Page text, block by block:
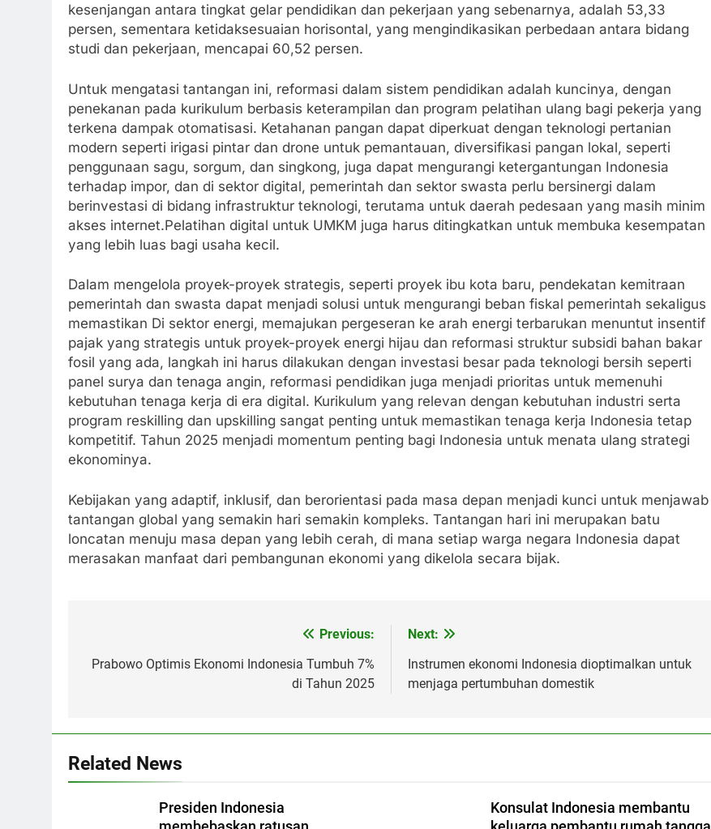
kesenjangan antara tingkat gelar pendidikan dan pekerjaan yang sebenarnya, adalah 53,33
persen, sementara ketidaksesuaian horisontal, yang mengindikasikan perbedaan antara bidang
studi dan pekerjaan, mencapai 60,52 persen.
Untuk mengatasi tantangan ini, reformasi dalam sistem pendidikan adalah kuncinya, dengan
penekanan pada kurikulum berbasis keterampilan dan program pelatihan ulang bagi pekerja yang
terkena dampak otomatisasi. Ketahanan pangan dapat diperkuat dengan teknologi pertanian
modern seperti irigasi pintar dan drone untuk pemantauan, diversifikasi pangan lokal, seperti
penggunaan sagu, sorgum, dan singkong, juga dapat mengurangi ketergantungan Indonesia
terhadap impor, dan di sektor digital, pemerintah dan sektor swasta perlu bersinergi dalam
berinvestasi di bidang infrastruktur teknologi, terutama untuk daerah pedesaan yang masih minim
akses internet.Pelatihan digital untuk UMKM juga harus ditingkatkan untuk membuka kesempatan
yang lebih luas bagi usaha kecil.
Dalam mengelola proyek-proyek strategis, seperti proyek ibu kota baru, pendekatan kemitraan
pemerintah dan swasta dapat menjadi solusi untuk mengurangi beban fiskal pemerintah sekaligus
memastikan Di sektor energi, memajukan pergeseran ke arah energi terbarukan menuntut insentif
pajak yang strategis untuk proyek-proyek energi hijau dan reformasi struktur subsidi bahan bakar
fosil yang ada, langkah ini harus dilakukan dengan investasi besar pada teknologi bersih seperti
panel surya dan tenaga angin, reformasi pendidikan juga menjadi prioritas untuk memenuhi
kebutuhan tenaga kerja di era digital. Kurikulum yang relevan dengan kebutuhan industri serta
program reskilling dan upskilling sangat penting untuk memastikan tenaga kerja Indonesia tetap
kompetitif. Tahun 2025 menjadi momentum penting bagi Indonesia untuk menata ulang strategi
ekonominya.
Kebijakan yang adaptif, inklusif, dan berorientasi pada masa depan menjadi kunci untuk menjawab
tantangan global yang semakin hari semakin kompleks. Tantangan hari ini merupakan batu
loncatan menuju masa depan yang lebih cerah, di mana setiap warga negara Indonesia dapat
merasakan manfaat dari pembangunan ekonomi yang dikelola secara bijak.
navigation
Previous:
Prabowo Optimis Ekonomi Indonesia Tumbuh 7%
di Tahun 2025
Next:
Instrumen ekonomi Indonesia dioptimalkan untuk
menjaga pertumbuhan domestik
Related News
Presiden Indonesia
Konsulat Indonesia membantu